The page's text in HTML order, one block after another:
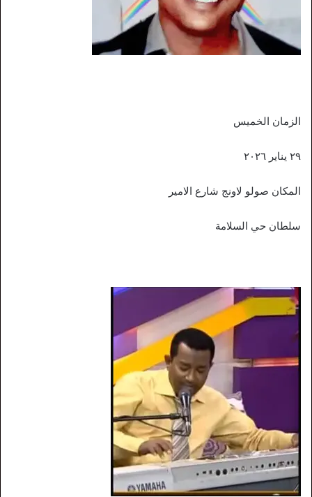
الزمان الخميس
٢٩ يناير ٢٠٢٦
المكان صولو لاونج شارع الامير
سلطان حي السلامة